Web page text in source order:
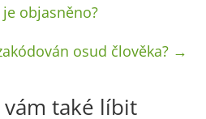
objasněno?
osud člověka? →
také líbit